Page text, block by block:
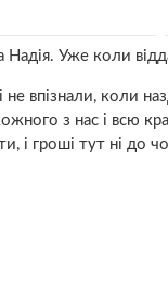
Уже коли
впізнали, коли
з нас і всю
гроші тут ні до